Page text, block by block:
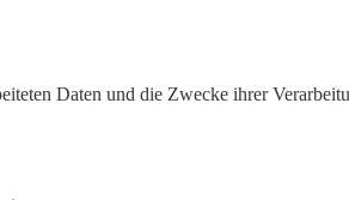
Daten und die Zwecke ihrer